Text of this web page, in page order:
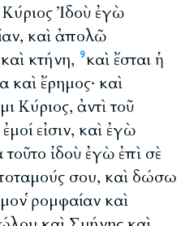
Κύριος Ἰδοὺ ἐγὼ
καὶ ἀπολῶ
κτήνη,
9καὶ ἔσται ἡ
ἔρημος· καὶ
Κύριος, ἀντὶ τοῦ
εἰσιν, καὶ ἐγὼ
τοῦτο ἰδοὺ ἐγὼ ἐπὶ σὲ
σου, καὶ δώσω
ῥομφαίαν καὶ